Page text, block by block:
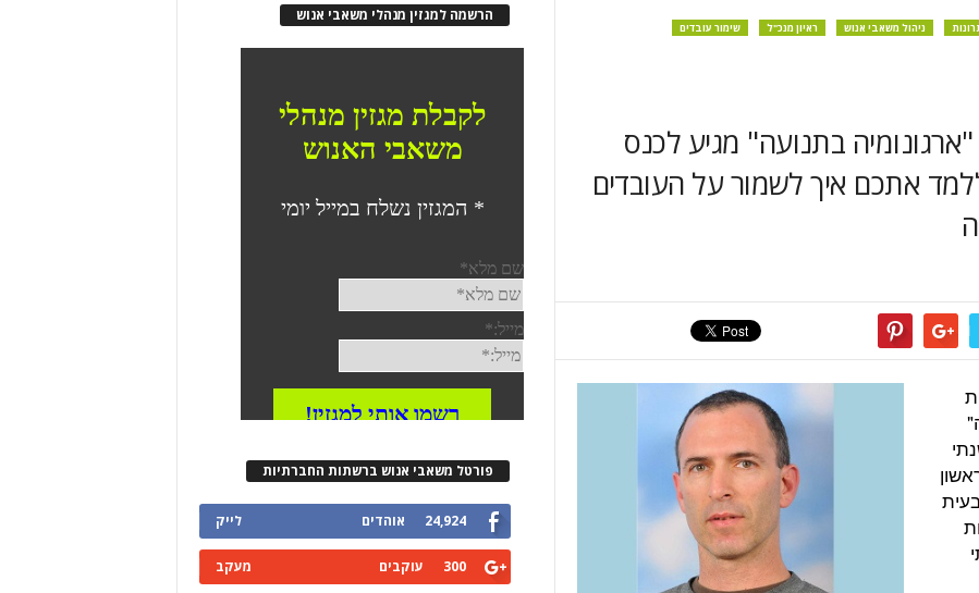
ניהול משאבי אנוש ראיון מנכ"ל שימור עובדים
בתנועה" מגיע לכנס
2015 כדי ללמד אתכם איך לשמור על העובדים
הרשמה למגזין מנהלי משאבי אנוש
פורטל משאבי אנוש ברשתות החברתיות
24,924 אוהדים לייק
300 עוקבים מעקב